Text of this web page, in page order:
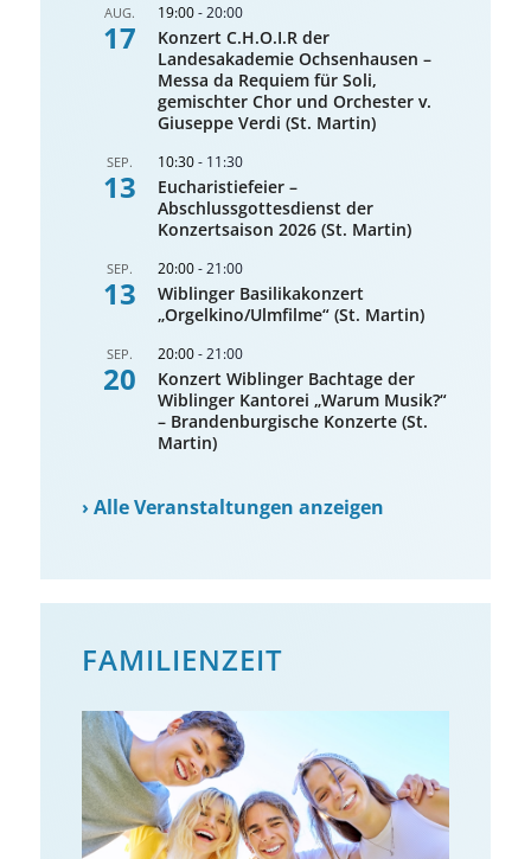
AUG.
17
19:00-20:00
Konzert C.H.O.I.R der
Landesakademie Ochsenhausen –
Messa da Requiem für Soli,
gemischter Chor und Orchester v.
Giuseppe Verdi (St. Martin)
SEP.
13
10:30- 11:30
Eucharistiefeier –
Abschlussgottesdienst der
Konzertsaison 2026 (St. Martin)
SEP.
13
20:00-21:00
Wiblinger Basilikakonzert
„Orgelkino/Ulmfilme“ (St. Martin)
SEP.
20
20:00-21:00
Konzert Wiblinger Bachtage der
Wiblinger Kantorei „Warum Musik?“
– Brandenburgische Konzerte (St.
Martin)
›Alle Veranstaltungen anzeigen
FAMILIENZEIT